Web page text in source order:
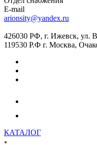
E-mail
arionsity@yandex.ru
426030 РФ, г. Ижевск, ул.
119530 Р.Ф г. Москва,
КАТАЛОГ